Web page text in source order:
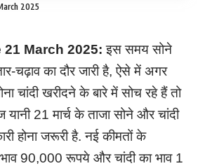
2025
March 2025: इस समय सोने
चढ़ाव का दौर जारी है, ऐसे में अगर
चांदी खरीदने के बारे में सोच रहे हैं तो
21 मार्च के ताजा सोने और चांदी
होना जरूरी है. नई कीमतों के
90,000 रूपये और चांदी का भाव 1